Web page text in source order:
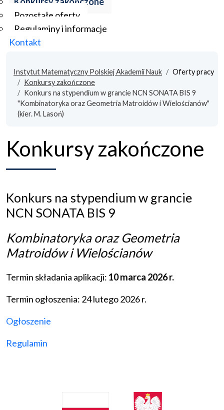
Pozostałe oferty
Regulaminy i informacje
Kontakt
Instytut Matematyczny Polskiej Akademii Nauk
Oferty pracy
Konkursy zakończone
Konkurs na stypendium w grancie NCN SONATA BIS 9
"Kombinatoryka oraz Geometria Matroidów i Wielościanów"
(kier. M. Lasoń)
Konkursy zakończone
Konkurs na stypendium w grancie
NCN SONATA BIS 9
Kombinatoryka oraz Geometria
Matroidów i Wielościanów
Termin składania aplikacji: 10 marca 2026 r.
Termin ogłoszenia: 24 lutego 2026 r.
Ogłoszenie
Regulamin